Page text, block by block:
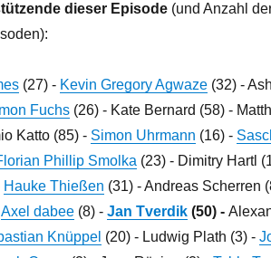
dieser Episode (und Anzahl
(27) - Kevin Gregory Agwaze (32) -
Fuchs (26) - Kate Bernard (58) -
Katto (85) - Simon Uhrmann (16) -
Phillip Smolka (23) - Dimitry Hartl
Hauke Thießen (31) - Andreas Scherren
Axel dabee (8) -Jan Tverdik (50) -
Knüppel (20) - Ludwig Plath (3) -